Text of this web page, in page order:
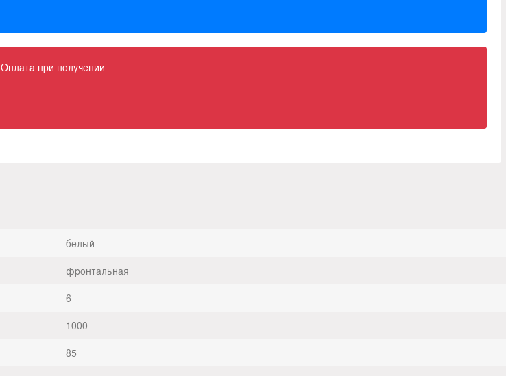
Оплата при получении
белый
фронтальная
6
1000
85